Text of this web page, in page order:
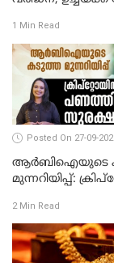
കൂടിയത് പവന്
1 Min Read
Posted On 27-09-
ആർബിഐയുടെ
മുന്നറിയിപ്പ്:
സുരക്ഷയില്ല!
2 Min Read